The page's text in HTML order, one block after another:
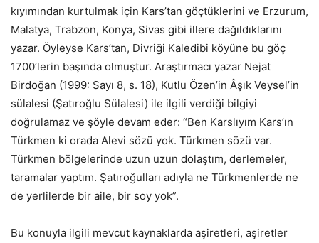
kıyımından kurtulmak için Kars’tan göçtüklerini ve Erzurum,
Malatya, Trabzon, Konya, Sivas gibi illere dağıldıklarını
yazar. Öyleyse Kars’tan, Divriği Kaledibi köyüne bu göç
1700’lerin başında olmuştur. Araştırmacı yazar Nejat
Birdoğan (1999: Sayı 8, s. 18), Kutlu Özen’in Âşık Veysel’in
sülalesi (Şatıroğlu Sülalesi) ile ilgili verdiği bilgiyi
doğrulamaz ve şöyle devam eder: “Ben Karslıyım Kars’ın
Türkmen ki orada Alevi sözü yok. Türkmen sözü var.
Türkmen bölgelerinde uzun uzun dolaştım, derlemeler,
taramalar yaptım. Şatıroğulları adıyla ne Türkmenlerde ne
de yerlilerde bir aile, bir soy yok”.
Bu konuyla ilgili mevcut kaynaklarda aşiretleri, aşiretler